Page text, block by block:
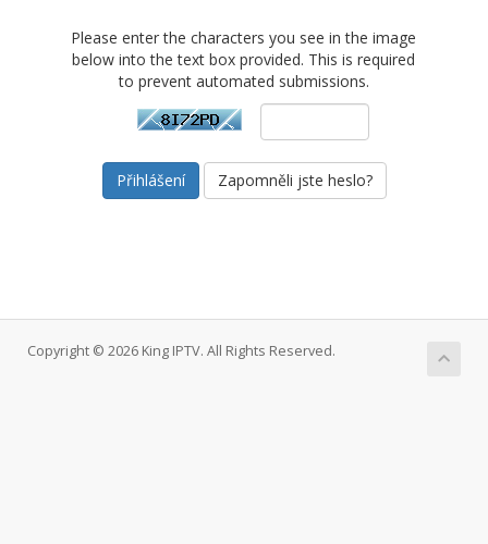
Please enter the characters you see in the image
below into the text box provided. This is required
to prevent automated submissions.
Zapomněli jste heslo?
Copyright © 2026 King IPTV. All Rights Reserved.